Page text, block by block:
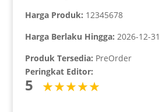
Harga Produk: 12345678
Harga Berlaku Hingga: 2026-12-31
Produk Tersedia: PreOrder
Peringkat Editor:
5